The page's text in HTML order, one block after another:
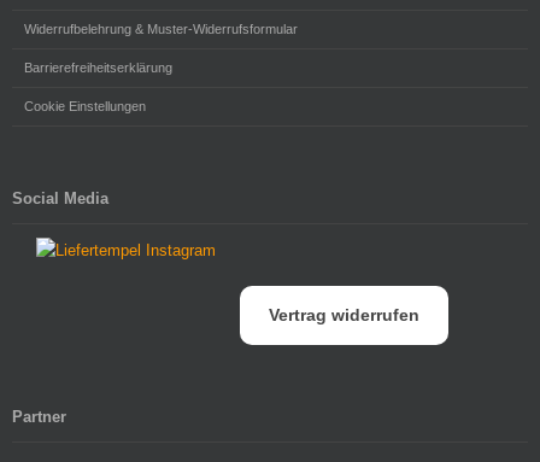
Widerrufbelehrung & Muster-Widerrufsformular
Barrierefreiheitserklärung
Cookie Einstellungen
Social Media
Vertrag widerrufen
Partner